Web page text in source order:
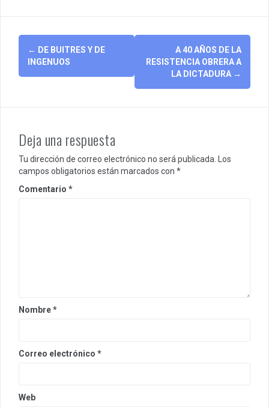
Post
navigation
← DE BUITRES Y DE
INGENUOS
A 40 AÑOS DE LA
RESISTENCIA OBRERA A
LA DICTADURA →
Deja una respuesta
Tu dirección de correo electrónico no será publicada.
Los
campos obligatorios están marcados con *
Comentario *
Nombre*
Correo electrónico *
Web